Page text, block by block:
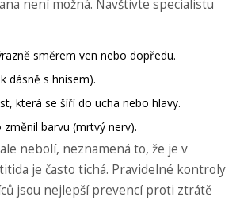
není možná. Navštivte specialistu
směrem ven nebo dopředu.
dásně s hnisem).
která se šíří do ucha nebo hlavy.
barvu (mrtvý nerv).
nebolí, neznamená to, že je v
je často tichá. Pravidelné kontroly
jsou nejlepší prevencí proti ztrátě